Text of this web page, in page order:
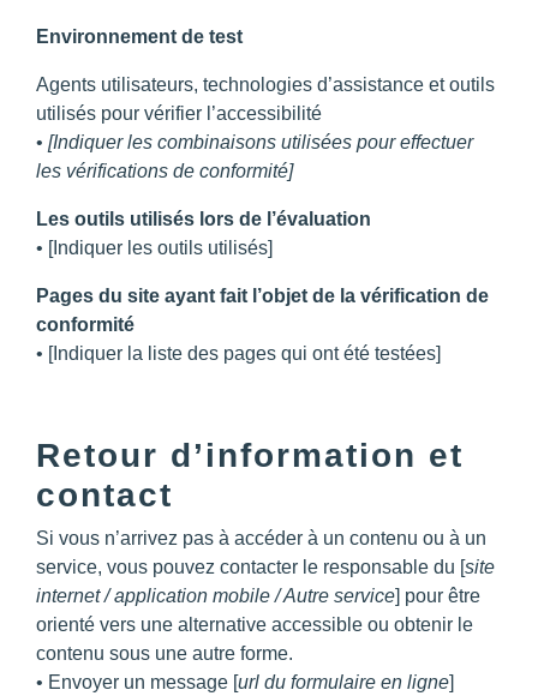
Environnement de test
Agents utilisateurs, technologies d’assistance et outils
utilisés pour vérifier l’accessibilité
• [Indiquer les combinaisons utilisées pour effectuer
les vérifications de conformité]
Les outils utilisés lors de l’évaluation
• [Indiquer les outils utilisés]
Pages du site ayant fait l’objet de la vérification de
conformité
• [Indiquer la liste des pages qui ont été testées]
Retour d’information et
contact
Si vous n’arrivez pas à accéder à un contenu ou à un
service, vous pouvez contacter le responsable du [site
internet / application mobile / Autre service] pour être
orienté vers une alternative accessible ou obtenir le
contenu sous une autre forme.
• Envoyer un message [url du formulaire en ligne]